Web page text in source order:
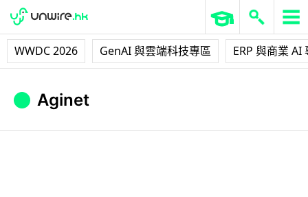
WWDC 2026 GenAI 與雲端科技專區 ERP 與商業 AI
Aginet